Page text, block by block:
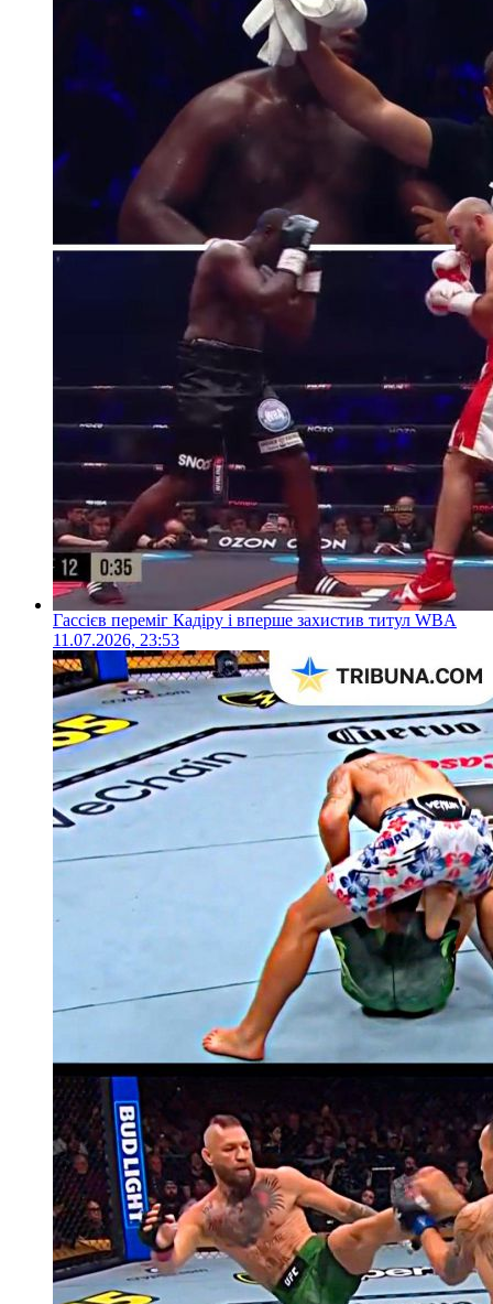
Гассієв переміг Кадіру і вперше захистив титул WBA
11.07.2026, 23:53